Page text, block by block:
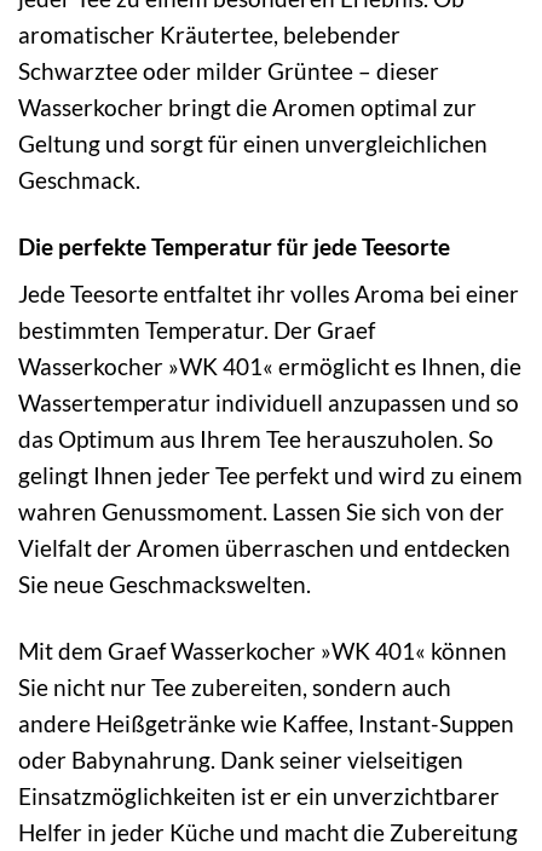
aromatischer Kräutertee, belebender
Schwarztee oder milder Grüntee – dieser
Wasserkocher bringt die Aromen optimal zur
Geltung und sorgt für einen unvergleichlichen
Geschmack.
Die perfekte Temperatur für jede Teesorte
Jede Teesorte entfaltet ihr volles Aroma bei einer
bestimmten Temperatur. Der Graef
Wasserkocher »WK 401« ermöglicht es Ihnen, die
Wassertemperatur individuell anzupassen und so
das Optimum aus Ihrem Tee herauszuholen. So
gelingt Ihnen jeder Tee perfekt und wird zu einem
wahren Genussmoment. Lassen Sie sich von der
Vielfalt der Aromen überraschen und entdecken
Sie neue Geschmackswelten.
Mit dem Graef Wasserkocher »WK 401« können
Sie nicht nur Tee zubereiten, sondern auch
andere Heißgetränke wie Kaffee, Instant-Suppen
oder Babynahrung. Dank seiner vielseitigen
Einsatzmöglichkeiten ist er ein unverzichtbarer
Helfer in jeder Küche und macht die Zubereitung